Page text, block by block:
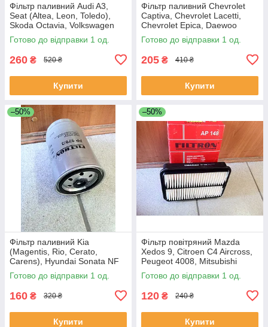
Фільтр паливний Audi A3,
Seat (Altea, Leon, Toledo),
Skoda Octavia, Volkswagen
(Caddy, Golf, Jetta)
Готово до відправки 1 од.
260 ₴ 520 ₴
Купити
Фільтр паливний Chevrolet
Captiva, Chevrolet Lacetti,
Chevrolet Epica, Daewoo
Nubira
Готово до відправки 1 од.
205 ₴ 410 ₴
Купити
–50%
Фільтр паливний Kia
(Magentis, Rio, Cerato,
Carens), Hyundai Sonata NF
Готово до відправки 1 од.
160 ₴ 320 ₴
Купити
–50%
Фільтр повітряний Mazda
Xedos 9, Citroen C4 Aircross,
Peugeot 4008, Mitsubishi
Outlander
Готово до відправки 1 од.
120 ₴ 240 ₴
Купити